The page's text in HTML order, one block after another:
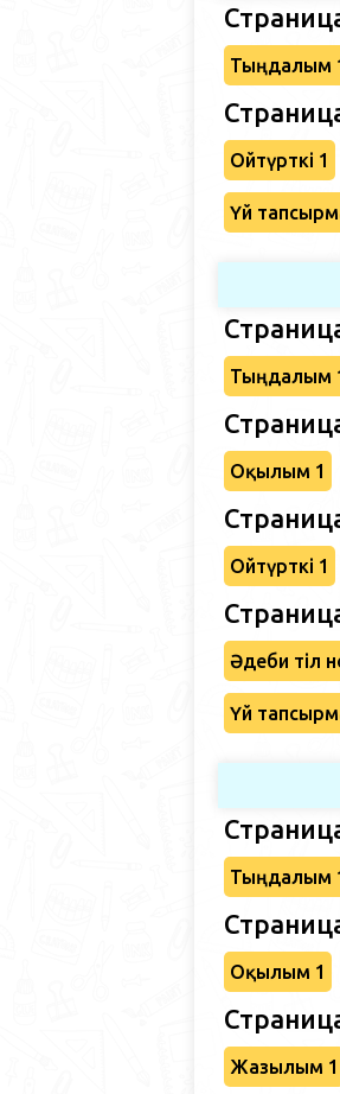
Тыңдалым
Ойтүрткі 1
Үй
Тыңдалым
Оқылым 1
Ойтүрткі 1
Әдеби тіл
Үй
Тыңдалым
Оқылым 1
Жазылым 1